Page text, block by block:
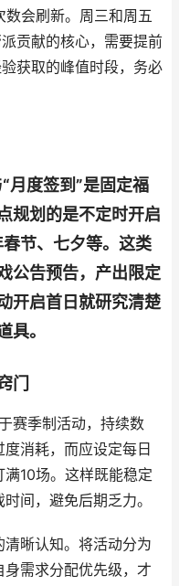
数会刷新。周三和周五
贡献的核心，需要提前
获取的峰值时段，务必
月度签到”是固定福
规划的是不定时开启
节、七夕等。这类
公告预告，产出限定
开启首日就研究清楚
具。
门
赛季制活动，持续数
消耗，而应设定每日
10场。这样既能稳定
间，避免后期乏力。
晰认知。将活动分为
需求分配优先级，才